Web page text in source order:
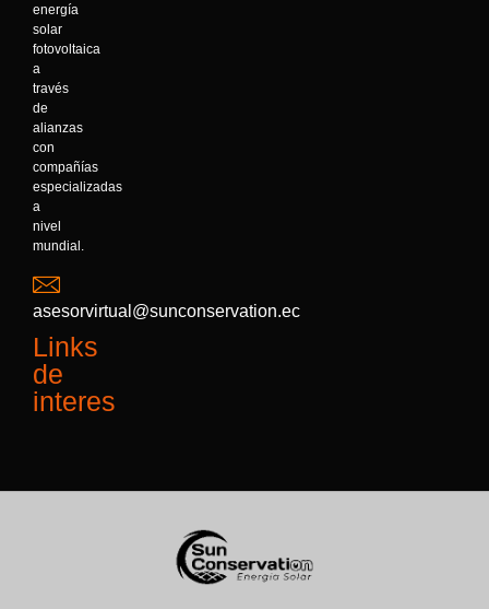
energía
solar
fotovoltaica
a
través
de
alianzas
con
compañías
especializadas
a
nivel
mundial.
asesorvirtual@sunconservation.ec
Links
de
interes